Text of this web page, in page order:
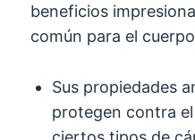
beneficios
común para el
Sus propiedades
protegen contra